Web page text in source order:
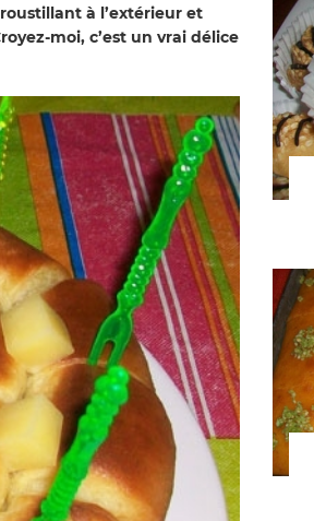
à l’extérieur et
moi, c’est un vrai délice